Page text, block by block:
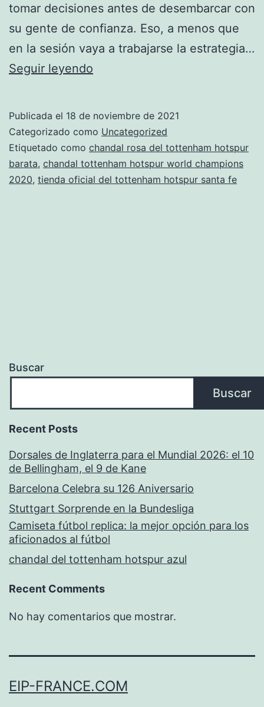
tomar decisiones antes de desembarcar con
su gente de confianza. Eso, a menos que
en la sesión vaya a trabajarse la estrategia…
Seguir leyendo
hotspur
españa
Publicada el 18 de noviembre de 2021
Categorizado como Uncategorized
Etiquetado como chandal rosa del tottenham hotspur
barata, chandal tottenham hotspur world champions
2020, tienda oficial del tottenham hotspur santa fe
Buscar
Buscar
Recent Posts
Dorsales de Inglaterra para el Mundial 2026: el 10
de Bellingham, el 9 de Kane
Barcelona Celebra su 126 Aniversario
Stuttgart Sorprende en la Bundesliga
Camiseta fútbol replica: la mejor opción para los
aficionados al fútbol
chandal del tottenham hotspur azul
Recent Comments
No hay comentarios que mostrar.
EIP-FRANCE.COM